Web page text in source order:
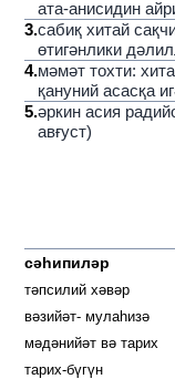
ата-анисидин
3.сабиқ хитай
өтигәнлики
4.мәмәт тохти:
қануний асасқа
5.әркин асия
авғуст)
сәһипиләр
тәпсилий хәвәр
вәзийәт- мулаһизә
мәдәнийәт вә тарих
тарих-бүгүн